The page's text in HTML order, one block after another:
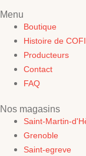
Menu
Boutique
Histoire de COFI
Producteurs
Contact
FAQ
Nos magasins
Saint-Martin-
Grenoble
Saint-egreve